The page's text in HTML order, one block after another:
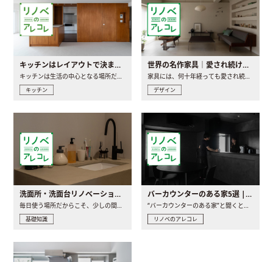
キッチンはレイアウトで決まる。後悔しないための考え方と選び方
キッチン
世界の名作家具｜愛され続ける理由と一生モノとの出会い方
デザイン
洗面所・洗面台リノベーションの事例と間取りアイデア
毎日使う場所だからこそ、少しの間取りの工夫や素材の選び方で..
基礎知識
バーカウンターのある家5選 | 日常に馴染む“距離の近い”キッチンとは
“バーカウンターのある家”と聞くと、少し特別な、大人のための..
リノベのアレコレ